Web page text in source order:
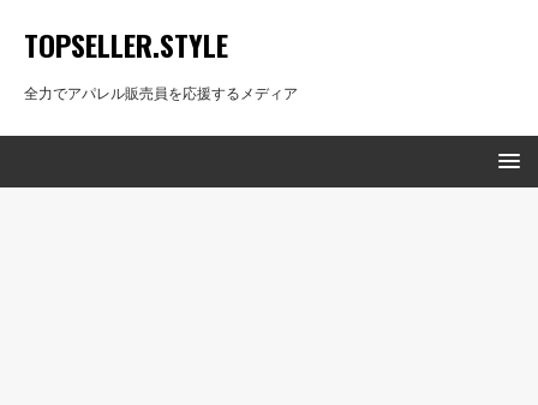
TOPSELLER.STYLE
全力でアパレル販売員を応援するメディア